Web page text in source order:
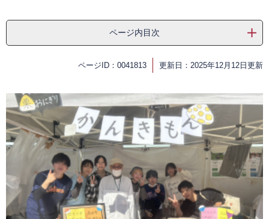
ページ内目次
ページID：0041813 更新日：2025年12月12日更新